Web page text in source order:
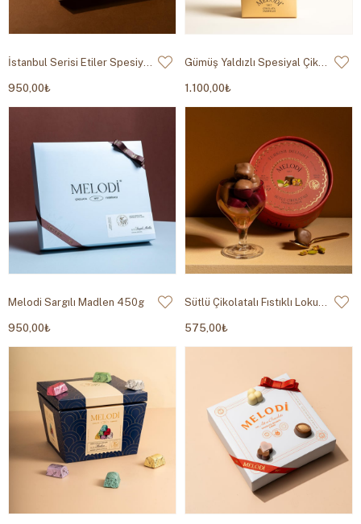
İstanbul Serisi Etiler Spesiyal Çikolata 420g
950,00₺
Gümüş Yaldızlı Spesiyal Çikolata 500g
1.100,00₺
Melodi Sargılı Madlen 450g
950,00₺
Sütlü Çikolatalı Fıstıklı Lokum 250g
575,00₺